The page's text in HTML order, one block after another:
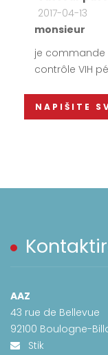
2017-04-13
monsieur
je commande
contrôle VIH
NAPIŠITE
AAZ
43 rue de Bellevue
92100 Boulogne-
Stik